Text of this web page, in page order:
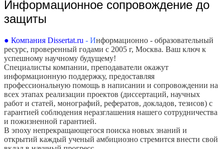
Информационное сопровождение до
защиты
● Компания Dissertat.ru - Информационно - образовательный
ресурс, проверенный годами с 2005 г, Москва. Ваш ключ к
успешному научному будущему!
Специалисты компании, преподаватели окажут
информационную поддержку, предоставляя
профессиональную помощь в написании и сопровождении на
всех этапах реализации проектов (диссертаций, научных
работ и статей, монографий, рефератов, докладов, тезисов) с
гарантией соблюдения неразглашения нашего сотрудничества
и пожизненной гарантией.
В эпоху непрекращающегося поиска новых знаний и
открытий каждый ученый амбициозно стремится внести свой